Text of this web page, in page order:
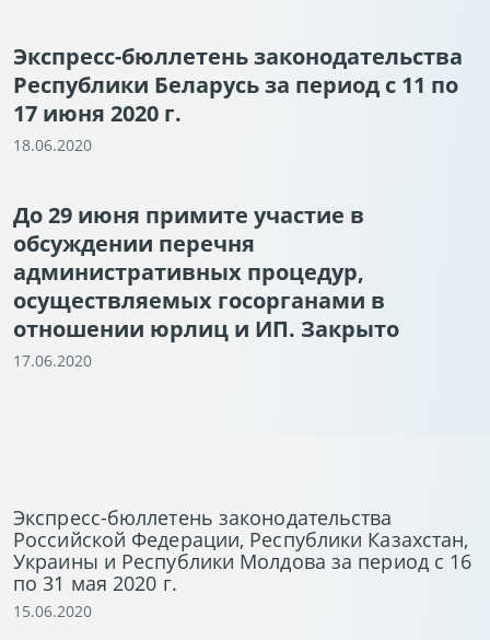
Экспресс-бюллетень законодательства
Республики Беларусь за период с 11 по
17 июня 2020 г.
18.06.2020
До 29 июня примите участие в
обсуждении перечня
административных процедур,
осуществляемых госорганами в
отношении юрлиц и ИП. Закрыто
17.06.2020
Экспресс-бюллетень законодательства
Российской Федерации, Республики Казахстан,
Украины и Республики Молдова за период с 16
по 31 мая 2020 г.
15.06.2020